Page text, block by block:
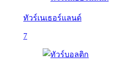
ทัวร์เนเธอร์แลนด์
7